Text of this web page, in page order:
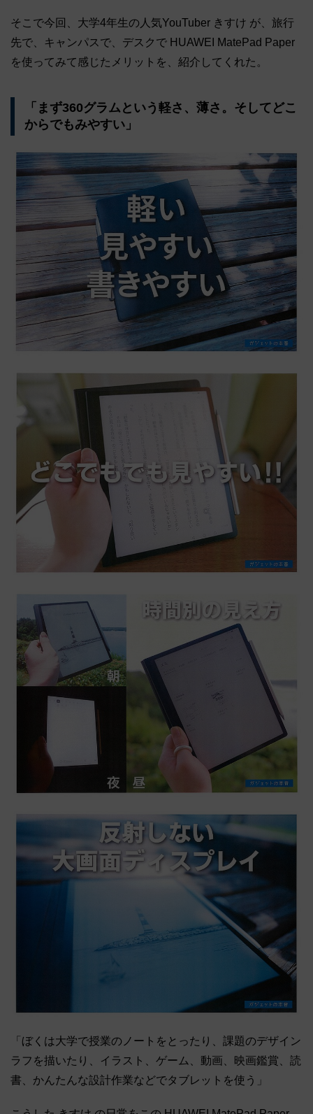
そこで今回、大学4年生の人気YouTuber きすけ が、旅行
先で、キャンパスで、デスクで HUAWEI MatePad Paper
を使ってみて感じたメリットを、紹介してくれた。
「まず360グラムという軽さ、薄さ。そしてどこ
からでもみやすい」
「ぼくは大学で授業のノートをとったり、課題のデザイン
ラフを描いたり、イラスト、ゲーム、動画、映画鑑賞、読
書、かんたんな設計作業などでタブレットを使う」